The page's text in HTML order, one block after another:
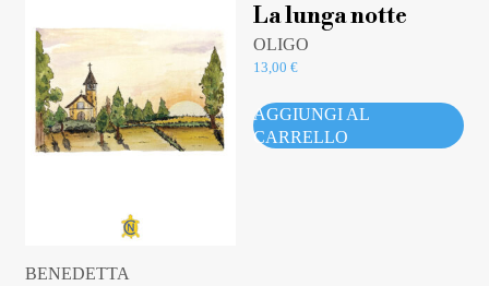
BENEDETTA
La lunga notte
OLIGO
13,00€
AGGIUNGI AL
CARRELLO